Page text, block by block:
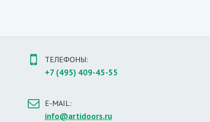
ТЕЛЕФОНЫ:
+7 (495) 409-45-55
E-MAIL:
info@artidoors.ru